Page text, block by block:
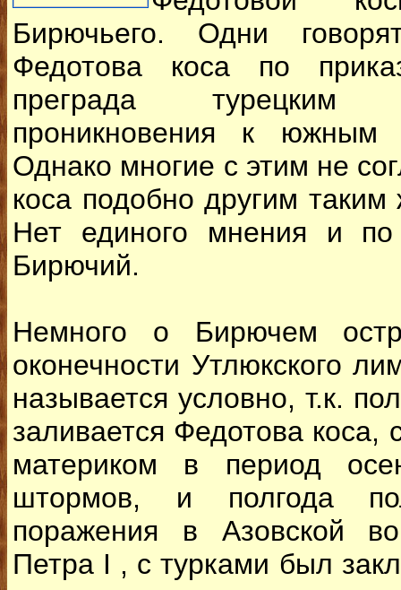
Бирючьего. Одни
Федотова коса по
преграда
проникновения к южным
Однако многие с этим не
коса подобно другим
Нет единого мнения и по
Бирючий.
Немного о Бирючем
оконечности Утлюкского
называется условно, т.к.
заливается Федотова коса,
материком в период
штормов, и полгода
поражения в Азовской
Петра I , с турками был